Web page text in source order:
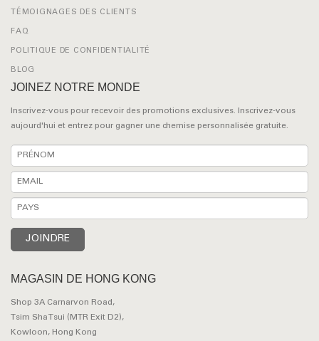
TÉMOIGNAGES DES CLIENTS
FAQ
POLITIQUE DE CONFIDENTIALITÉ
BLOG
JOINEZ NOTRE MONDE
Inscrivez-vous pour recevoir des promotions exclusives. Inscrivez-vous
aujourd'hui et entrez pour gagner une chemise personnalisée gratuite.
MAGASIN DE HONG KONG
Shop 3A Carnarvon Road,
Tsim Sha Tsui (MTR Exit D2),
Kowloon, Hong Kong